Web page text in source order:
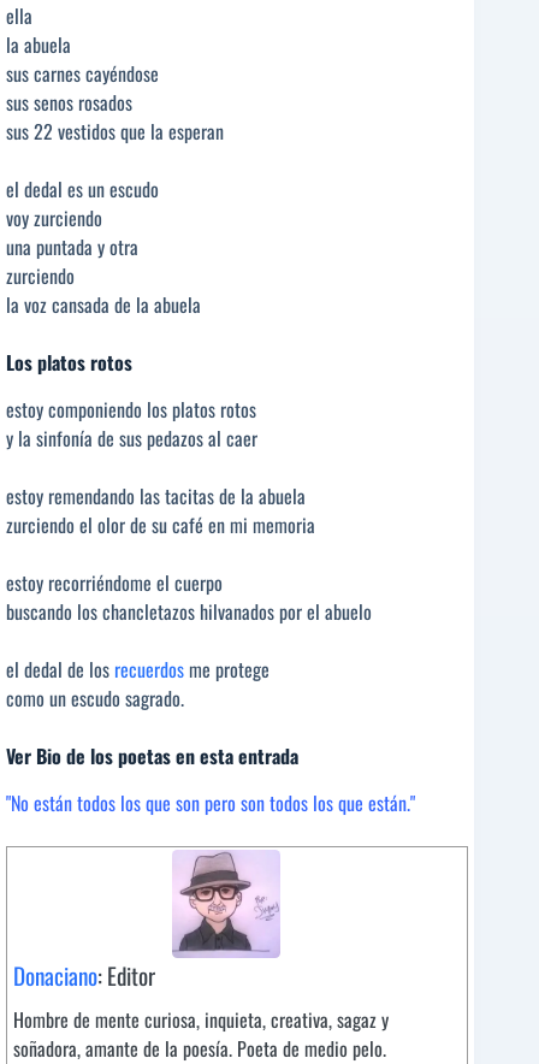
ella
la abuela
sus carnes cayéndose
sus senos rosados
sus 22 vestidos que la esperan
el dedal es un escudo
voy zurciendo
una puntada y otra
zurciendo
la voz cansada de la abuela
Los platos rotos
estoy componiendo los platos rotos
y la sinfonía de sus pedazos al caer
estoy remendando las tacitas de la abuela
zurciendo el olor de su café en mi memoria
estoy recorriéndome el cuerpo
buscando los chancletazos hilvanados por el abuelo
el dedal de los recuerdosme protege
como un escudo sagrado.
Ver Bio de los poetas en esta entrada
"No están todos los que son pero son todos los que están."
Donaciano: Editor
Hombre de mente curiosa, inquieta, creativa, sagaz y
soñadora, amante de la poesía. Poeta de medio pelo.